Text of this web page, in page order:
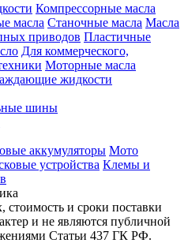
Компрессорные масла
масла Станочные масла Масла
приводов Пластичные
Для коммерческого,
Моторные масла
жидкости
шины
аккумуляторы Мото
устройства Клемы и
стоимость и сроки поставки
и не являются публичной
Статьи 437 ГК РФ.